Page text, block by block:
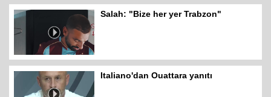
Salah: "Bize her yer Trabzon"
Italiano'dan Ouattara yanıtı